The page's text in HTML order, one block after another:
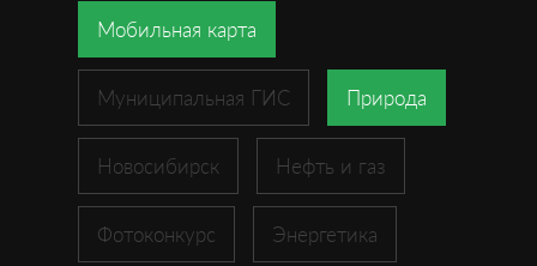
Мобильная карта
Муниципальная ГИС Природа
Новосибирск Нефть и газ
Фотоконкурс Энергетика